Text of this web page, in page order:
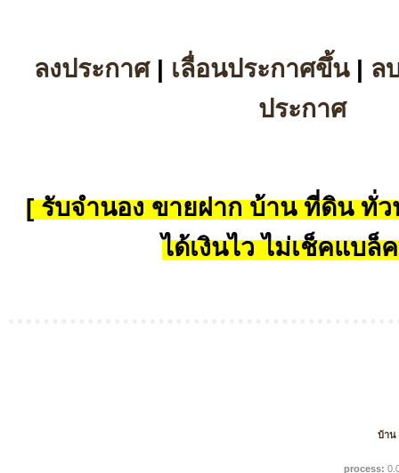
ลงประกาศ| เลื่อนประกาศขึ้น| ล
ประกาศ
[ รับจำนอง ขายฝาก บ้าน ที่ดิน ทั่ว
ได้เงินไว ไม่เช็คแบล็
บ้าน
process: